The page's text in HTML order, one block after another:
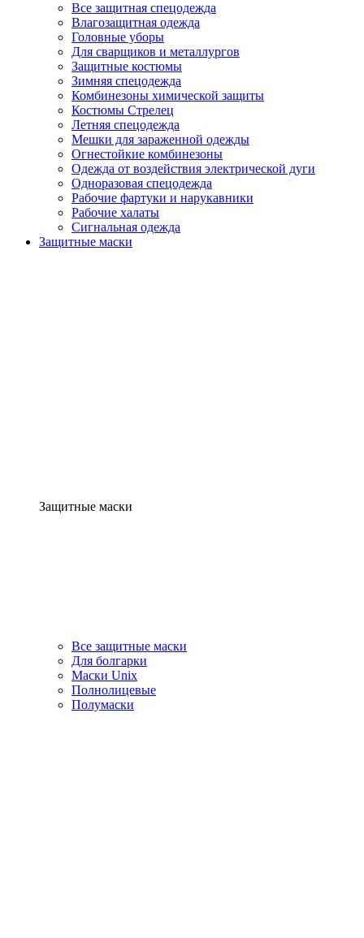
Все защитная спецодежда
Влагозащитная одежда
Головные уборы
Для сварщиков и металлургов
Защитные костюмы
Зимняя спецодежда
Комбинезоны химической защиты
Костюмы Стрелец
Летняя спецодежда
Мешки для зараженной одежды
Огнестойкие комбинезоны
Одежда от воздействия электрической дуги
Одноразовая спецодежда
Рабочие фартуки и нарукавники
Рабочие халаты
Сигнальная одежда
Защитные маски
Защитные маски
Все защитные маски
Для болгарки
Маски Unix
Полнолицевые
Полумаски